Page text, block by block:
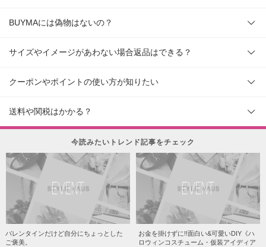
BUYMAには偽物はないの？
サイズやイメージがあわない場合返品はできる？
クーポンやポイントの使い方が知りたい
送料や関税はかかる？
今読みたいトレンド記事をチェック
EVENT
バレンタインだけど自分にちょっとした
ご褒美。
EVENT
お金を掛けずに!!面白い&可愛いDIY《ハ
ロウィンコスチューム・仮装アイディア